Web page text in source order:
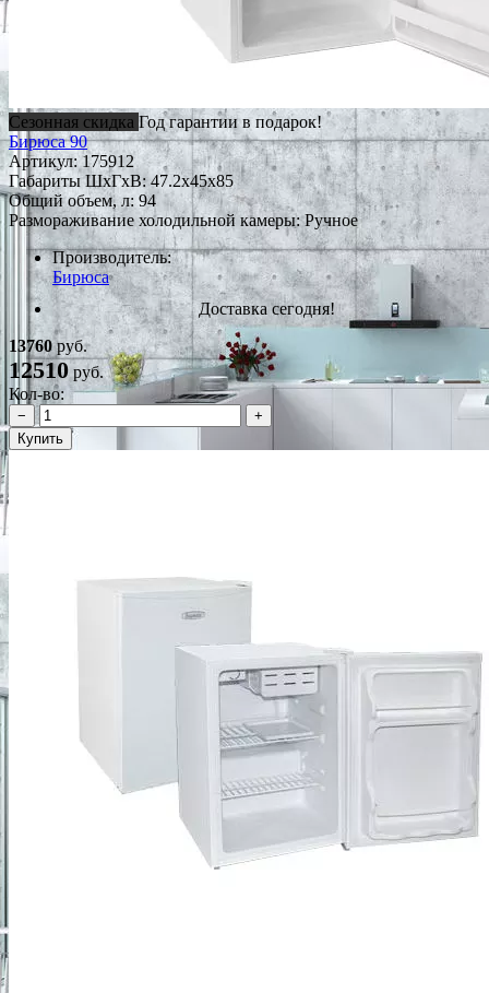
Сезонная скидка Год гарантии в подарок!
Бирюса 90
Артикул:175912
Габариты ШxГxВ: 47.2x45x85
Общий объем, л: 94
Размораживание холодильной камеры: Ручное
Производитель:
Бирюса
Доставка сегодня!
13760руб.
12510 руб.
Кол-во:
−
+
Купить